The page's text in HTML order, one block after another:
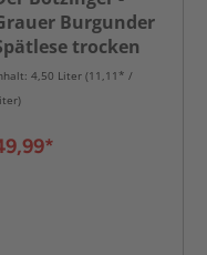
Burgunder
trocken
- 6er Karton
4,50 Liter (11,11* /